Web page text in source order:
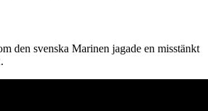
den svenska Marinen jagade en misstänkt